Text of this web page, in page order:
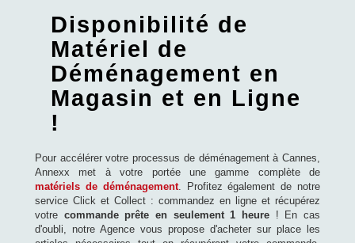
Disponibilité de
Matériel de
Déménagement en
Magasin et en Ligne
!
Pour accélérer votre processus de déménagement à Cannes,
Annexx met à votre portée une gamme complète de
matériels de déménagement. Profitez également de notre
service Click et Collect : commandez en ligne et récupérez
votre commande prête en seulement 1 heure ! En cas
d'oubli, notre Agence vous propose d'acheter sur place les